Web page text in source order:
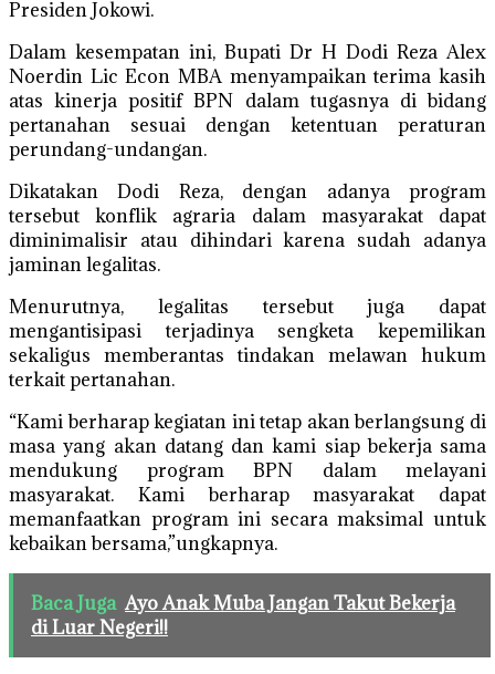
Presiden Jokowi.
Dalam kesempatan ini, Bupati Dr H Dodi Reza Alex
Noerdin Lic Econ MBA menyampaikan terima kasih
atas kinerja positif BPN dalam tugasnya di bidang
pertanahan sesuai dengan ketentuan peraturan
perundang-undangan.
Dikatakan Dodi Reza, dengan adanya program
tersebut konflik agraria dalam masyarakat dapat
diminimalisir atau dihindari karena sudah adanya
jaminan legalitas.
Menurutnya, legalitas tersebut juga dapat
mengantisipasi terjadinya sengketa kepemilikan
sekaligus memberantas tindakan melawan hukum
terkait pertanahan.
“Kami berharap kegiatan ini tetap akan berlangsung di
masa yang akan datang dan kami siap bekerja sama
mendukung program BPN dalam melayani
masyarakat. Kami berharap masyarakat dapat
memanfaatkan program ini secara maksimal untuk
kebaikan bersama,”ungkapnya.
Baca Juga Ayo Anak Muba Jangan Takut Bekerja
di Luar Negeri!!